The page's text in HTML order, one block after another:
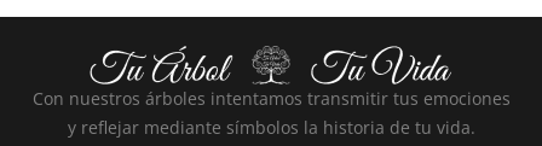
Con nuestros árboles intentamos transmitir tus emociones
y reflejar mediante símbolos la historia de tu vida.